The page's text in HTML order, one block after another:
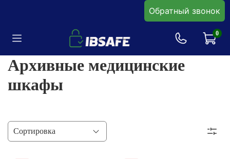
Обратный звонок
0
Архивные медицинские
шкафы